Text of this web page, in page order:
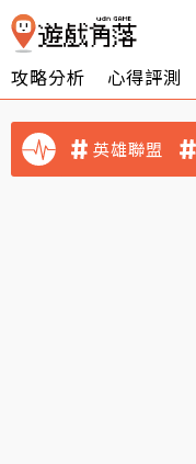
攻略分析 心得評測
英雄聯盟